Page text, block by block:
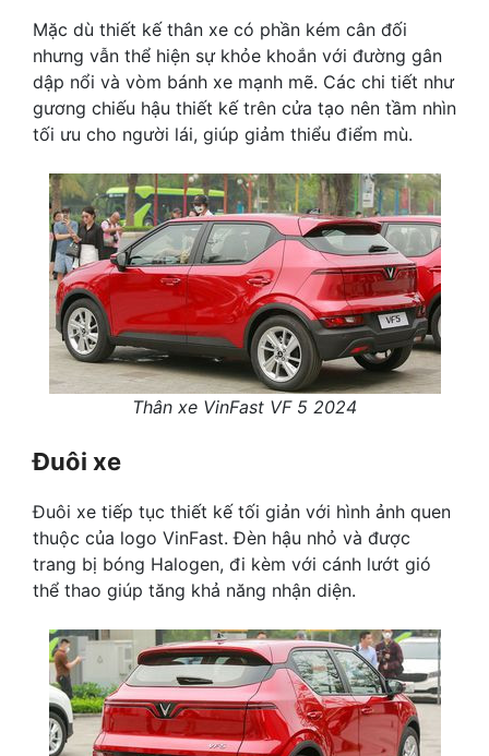
Mặc dù thiết kế thân xe có phần kém cân đối
nhưng vẫn thể hiện sự khỏe khoắn với đường gân
dập nổi và vòm bánh xe mạnh mẽ. Các chi tiết như
gương chiếu hậu thiết kế trên cửa tạo nên tầm nhìn
tối ưu cho người lái, giúp giảm thiểu điểm mù.
Thân xe VinFast VF 5 2024
Đuôi xe
Đuôi xe tiếp tục thiết kế tối giản với hình ảnh quen
thuộc của logo VinFast. Đèn hậu nhỏ và được
trang bị bóng Halogen, đi kèm với cánh lướt gió
thể thao giúp tăng khả năng nhận diện.